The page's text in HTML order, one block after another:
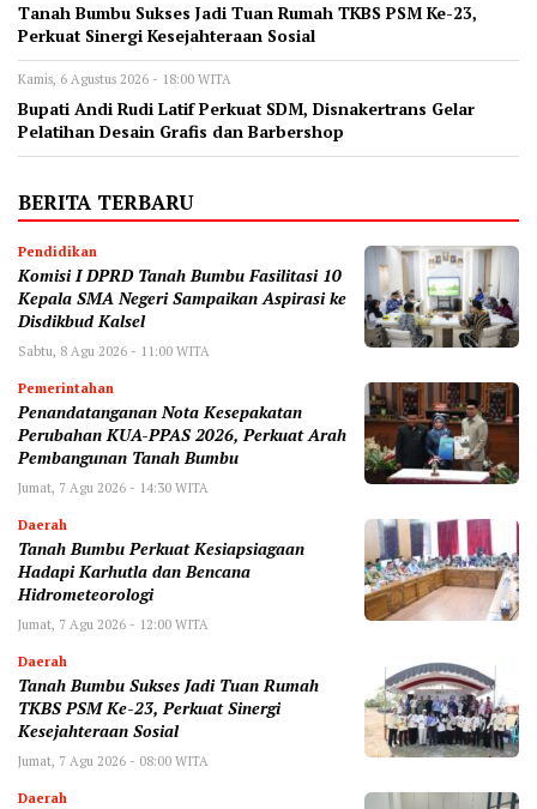
Tanah Bumbu Sukses Jadi Tuan Rumah TKBS PSM Ke-23,
Perkuat Sinergi Kesejahteraan Sosial
Kamis, 6 Agustus 2026 - 18:00 WITA
Bupati Andi Rudi Latif Perkuat SDM, Disnakertrans Gelar
Pelatihan Desain Grafis dan Barbershop
BERITA TERBARU
Pendidikan
Komisi I DPRD Tanah Bumbu Fasilitasi 10
Kepala SMA Negeri Sampaikan Aspirasi ke
Disdikbud Kalsel
Sabtu, 8 Agu 2026 - 11:00 WITA
Pemerintahan
Penandatanganan Nota Kesepakatan
Perubahan KUA-PPAS 2026, Perkuat Arah
Pembangunan Tanah Bumbu
Jumat, 7 Agu 2026 - 14:30 WITA
Daerah
Tanah Bumbu Perkuat Kesiapsiagaan
Hadapi Karhutla dan Bencana
Hidrometeorologi
Jumat, 7 Agu 2026 - 12:00 WITA
Daerah
Tanah Bumbu Sukses Jadi Tuan Rumah
TKBS PSM Ke-23, Perkuat Sinergi
Kesejahteraan Sosial
Jumat, 7 Agu 2026 - 08:00 WITA
Daerah